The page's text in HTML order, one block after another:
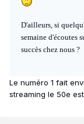
D'ailleurs, si
semaine d'écoutes
succès chez nous ?
Le numéro 1 fait
streaming le 50e